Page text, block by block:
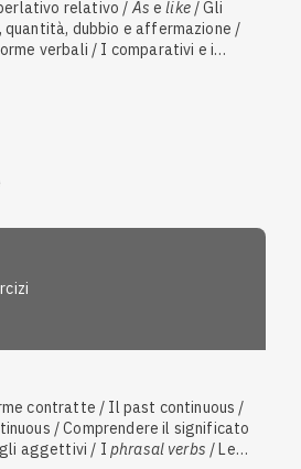
relativo /As elike/ Gli
quantità, dubbio e affermazione /
verbali / I comparativi e i
contratte / Il past continuous /
/ Comprendere il significato
aggettivi / I phrasal verbs / Le